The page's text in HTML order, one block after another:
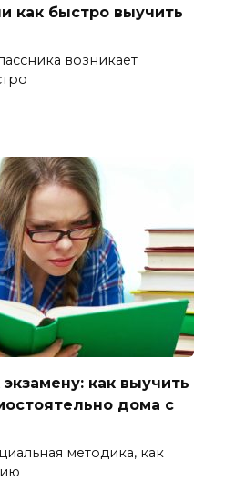
как быстро выучить
возникает
как выучить
дома с
методика, как